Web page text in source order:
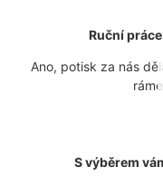
Ruční
Ano, potisk za nás
S výběrem